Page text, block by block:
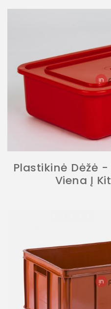
Plastikinė Dėžė
Viena Į